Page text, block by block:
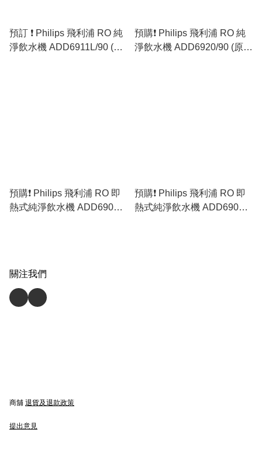
預訂 ❗ Philips 飛利浦 RO 純
淨飲水機 ADD6911L/90 (香
預購❗️ Philips 飛利浦 RO 純
淨飲水機 ADD6920/90 (原裝
預購❗️ Philips 飛利浦 RO 即
熱式純淨飲水機 ADD6902
預購❗️ Philips 飛利浦 RO 即
熱式純淨飲水機 ADD6901H
關注我們
商舖 退貨及退款政策
提出意見